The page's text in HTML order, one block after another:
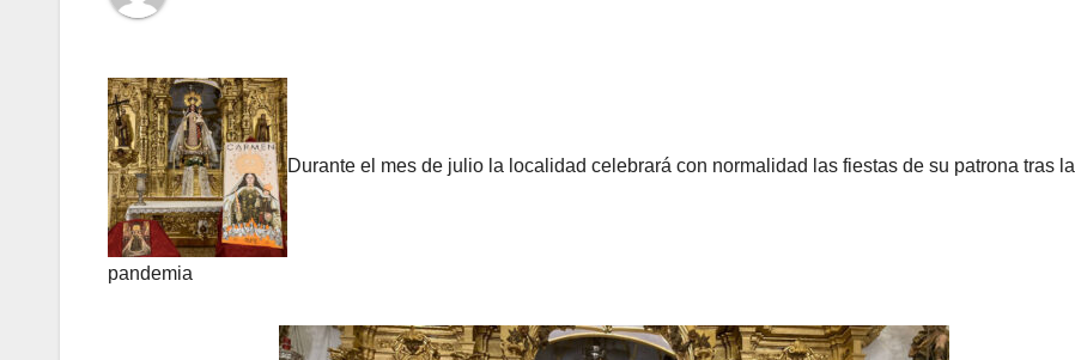
Durante el mes de julio la localidad celebrará con normalidad las fiestas de su patrona tras la
pandemia